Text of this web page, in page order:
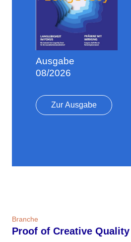
Ausgabe
08/2026
Zur Ausgabe
Branche
Proof of Creative Quality